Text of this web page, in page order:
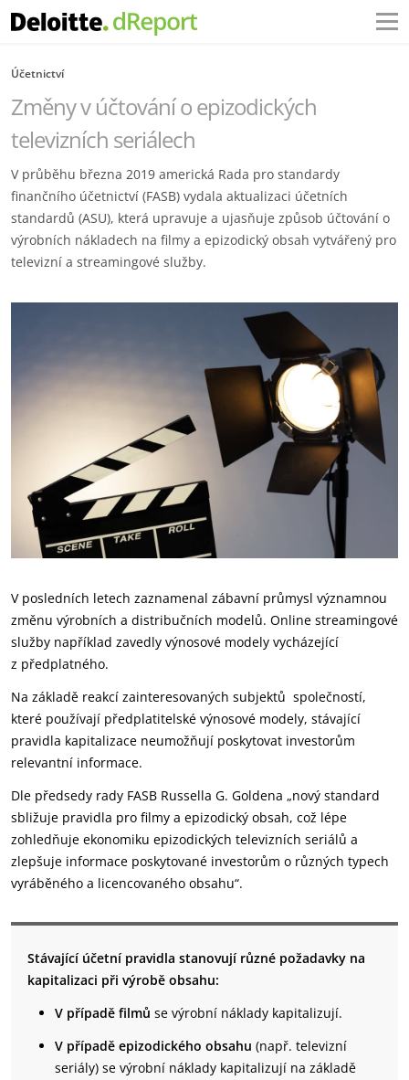
Účetnictví
Změny v účtování o epizodických
televizních seriálech
V průběhu března 2019 americká Rada pro standardy
finančního účetnictví (FASB) vydala aktualizaci účetních
standardů (ASU), která upravuje a ujasňuje způsob účtování o
výrobních nákladech na filmy a epizodický obsah vytvářený pro
televizní a streamingové služby.
V posledních letech zaznamenal zábavní průmysl významnou
změnu výrobních a distribučních modelů. Online streamingové
služby například zavedly výnosové modely vycházející
z předplatného.
Na základě reakcí zainteresovaných subjektů společností,
které používají předplatitelské výnosové modely, stávající
pravidla kapitalizace neumožňují poskytovat investorům
relevantní informace.
Dle předsedy rady FASB Russella G. Goldena „nový standard
sbližuje pravidla pro filmy a epizodický obsah, což lépe
zohledňuje ekonomiku epizodických televizních seriálů a
zlepšuje informace poskytované investorům o různých typech
vyráběného a licencovaného obsahu“.
Stávající účetní pravidla stanovují různé požadavky na
kapitalizaci při výrobě obsahu:
V případě filmů se výrobní náklady kapitalizují.
V případě epizodického obsahu (např. televizní
seriály) se výrobní náklady kapitalizují na základě